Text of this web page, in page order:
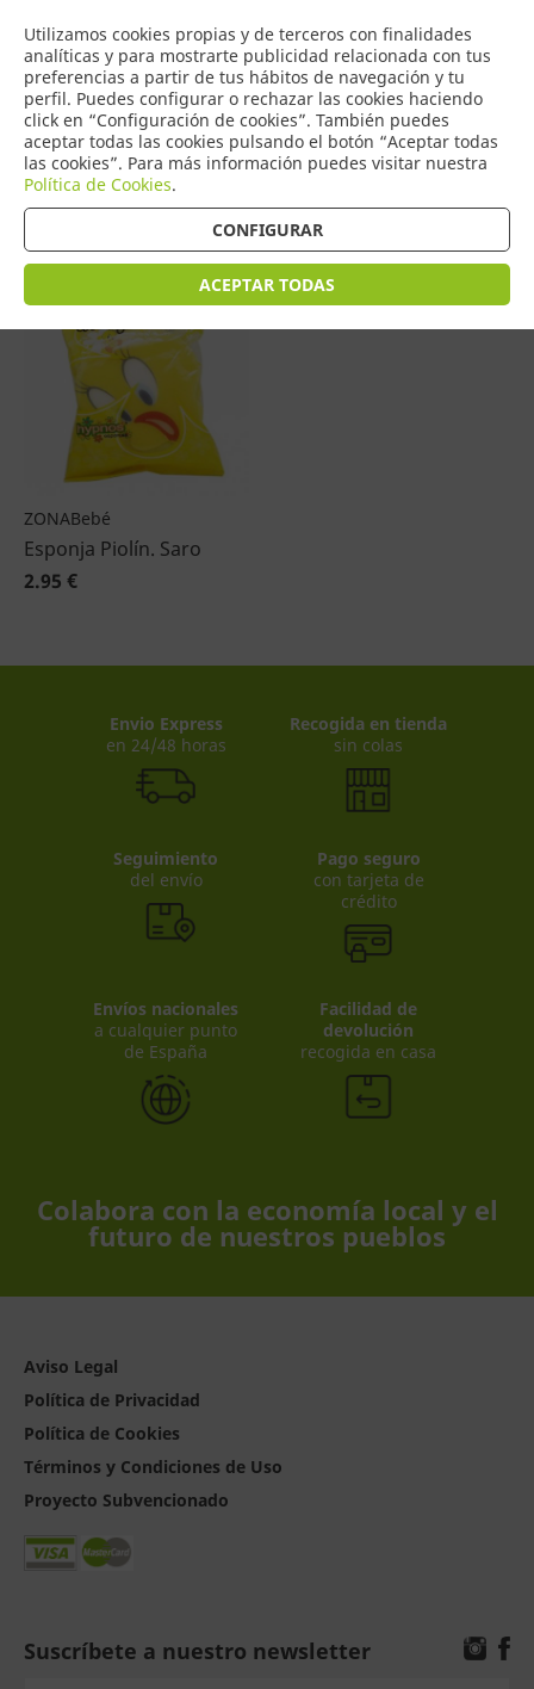
Utilizamos cookies propias y de terceros con finalidades
analíticas y para mostrarte publicidad relacionada con tus
preferencias a partir de tus hábitos de navegación y tu
perfil. Puedes configurar o rechazar las cookies haciendo
click en “Configuración de cookies”. También puedes
aceptar todas las cookies pulsando el botón “Aceptar todas
las cookies”. Para más información puedes visitar nuestra
Política de Cookies.
CONFIGURAR
ACEPTAR TODAS
0
COMERCIO
DE TORRIJOS
Productos (1)
Ordenar por precio
ZONABebé
Esponja Piolín. Saro
2.95 €
Envio Express
en 24/48 horas
Recogida en tienda
sin colas
Seguimiento
del envío
Pago seguro
con tarjeta de
crédito
Envíos nacionales
a cualquier punto
de España
Facilidad de
devolución
recogida en casa
Colabora con la economía local y el
futuro de nuestros pueblos
Aviso Legal
Política de Privacidad
Política de Cookies
Términos y Condiciones de Uso
Proyecto Subvencionado
Suscríbete a nuestro newsletter